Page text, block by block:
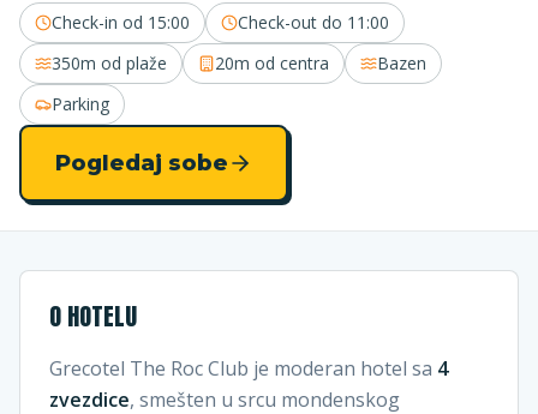
Check-in od 15:00 Check-out do 11:00
350m od plaže 20m od centra
Bazen
Parking
Pogledaj sobe
O HOTELU
Grecotel The Roc Club je moderan hotel sa 4
zvezdice, smešten u srcu mondenskog